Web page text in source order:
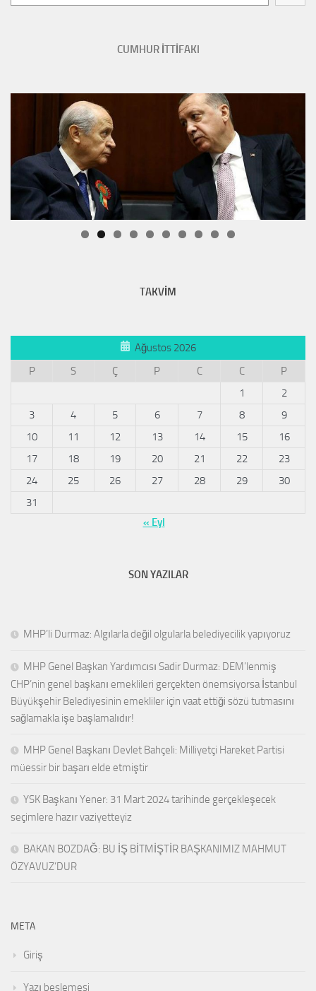
CUMHUR İTTİFAKI
TAKVİM
Ağustos 2026
P
S Ç P C C
P
1
2
3
4 5 6 7 8
9
10
11 12 13 14 15
16
17
18 19 20 21 22
23
24
25 26 27 28 29
30
31
« Eyl
SON YAZILAR
MHP’li Durmaz: Algılarla değil olgularla belediyecilik yapıyoruz
MHP Genel Başkan Yardımcısı Sadir Durmaz: DEM’lenmiş
CHP’nin genel başkanı emeklileri gerçekten önemsiyorsa İstanbul
Büyükşehir Belediyesinin emekliler için vaat ettiği sözü tutmasını
sağlamakla işe başlamalıdır!
MHP Genel Başkanı Devlet Bahçeli: Milliyetçi Hareket Partisi
müessir bir başarı elde etmiştir
YSK Başkanı Yener: 31 Mart 2024 tarihinde gerçekleşecek
seçimlere hazır vaziyetteyiz
BAKAN BOZDAĞ: BU İŞ BİTMİŞTİR BAŞKANIMIZ MAHMUT
ÖZYAVUZ’DUR
META
Giriş
Yazı beslemesi